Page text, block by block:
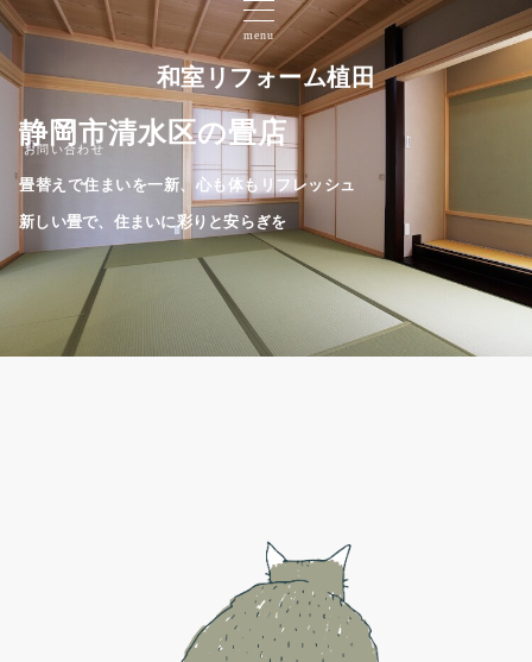
menu
和室リフォーム植田
お問い合わせ
静岡市清水区の畳店
畳替えで住まいを一新、心も体もリフレッシュ
新しい畳で、住まいに彩りと安らぎを